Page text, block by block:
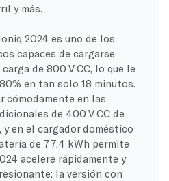
y más.
2024 es uno de los
capaces de cargarse
de 800 V CC, lo que le
en tan solo 18 minutos.
cómodamente en las
de 400 V CC de
y en el cargador doméstico
de 77,4 kWh permite
acelere rápidamente y
la versión con